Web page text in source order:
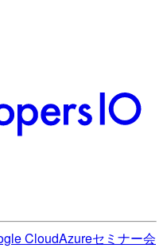
CloudAzureセミナー会